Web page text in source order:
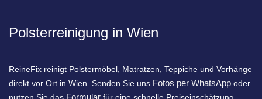
Polsterreinigung in Wien
ReineFix reinigt Polstermöbel, Matratzen, Teppiche und Vorhänge
direkt vor Ort in Wien. Senden Sie uns Fotos per WhatsApp oder
nutzen Sie das Formular für eine schnelle Preiseinschätzung.